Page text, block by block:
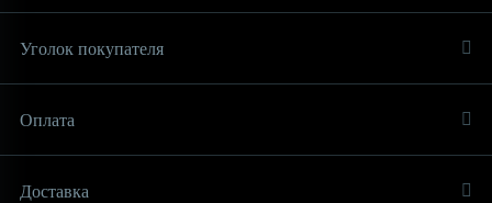
Уголок покупателя
Оплата
Доставка